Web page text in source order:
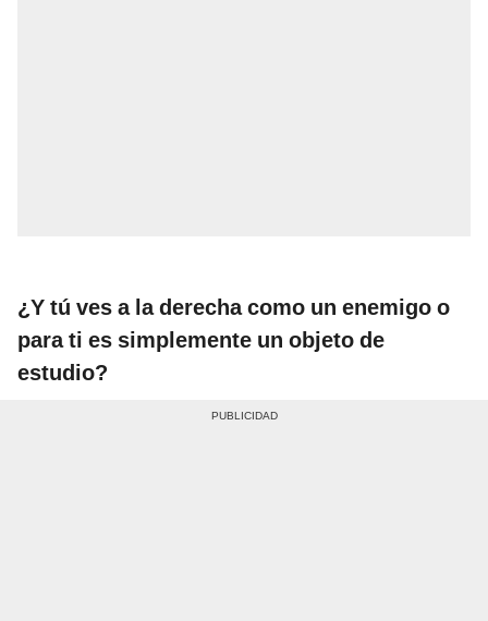
¿Y tú ves a la derecha como un enemigo o
para ti es simplemente un objeto de
estudio?